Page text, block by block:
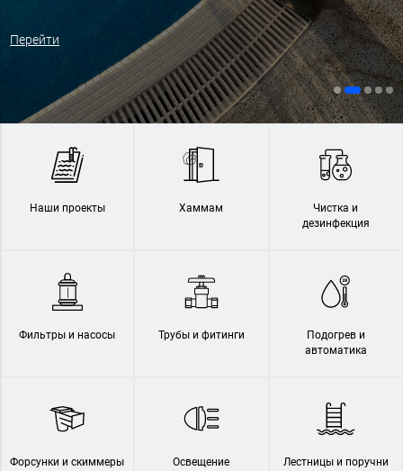
Перейти
Наши проекты Хаммам
Чистка и
дезинфекция
Фильтры и насосы Трубы и фитинги
Подогрев и
автоматика
Форсунки и скиммеры Освещение Лестницы и поручни